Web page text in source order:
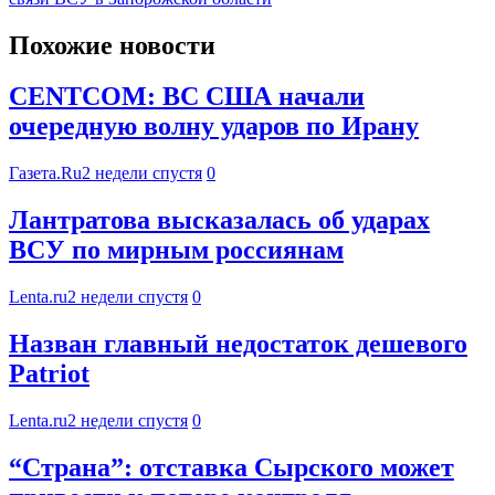
Похожие новости
CENTCOM: ВС США начали
очередную волну ударов по Ирану
Газета.Ru2 недели спустя 0
Лантратова высказалась об ударах
ВСУ по мирным россиянам
Lenta.ru2 недели спустя 0
Назван главный недостаток дешевого
Patriot
Lenta.ru2 недели спустя 0
“Страна”: отставка Сырского может